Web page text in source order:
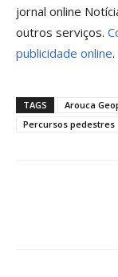
jornal online
outros serviços.
publicidade online.
TAGS Arouca
Percursos pedestres